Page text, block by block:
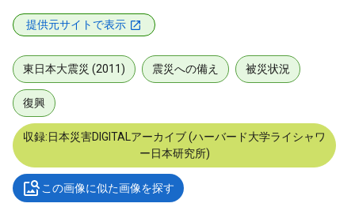
提供元サイトで表示
東日本大震災 (2011) 震災への備え 被災状況
復興
収録:日本災害DIGITALアーカイブ (ハーバード大学ライシャワ
ー日本研究所)
この画像に似た画像を探す